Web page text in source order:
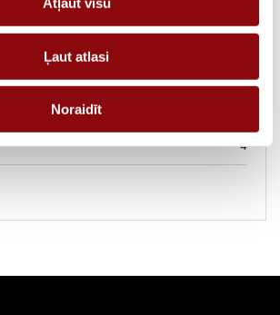
Ļaut atlasi
Noraidīt
0.63 kg
4